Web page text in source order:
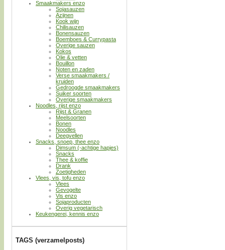
Smaakmakers enzo
Sojasauzen
Azijnen
Kook wijn
Chilisauzen
Bonensauzen
Boemboes & Currypasta
Overige sauzen
Kokos
Olie & vetten
Bouillon
Noten en zaden
Verse smaakmakers /
kruiden
Gedroogde smaakmakers
Suiker soorten
Overige smaakmakers
Noodles, rijst enzo
Rijst & Granen
Meelsoorten
Bonen
Noodles
Deegvellen
Snacks, snoep, thee enzo
Dimsum (-achtige hapjes)
Snacks
Thee & koffie
Drank
Zoetigheden
Vlees, vis, tofu enzo
Vlees
Gevogelte
Vis enzo
Sojaproducten
Overig vegetarisch
Keukengerei, kennis enzo
TAGS (verzamelposts)